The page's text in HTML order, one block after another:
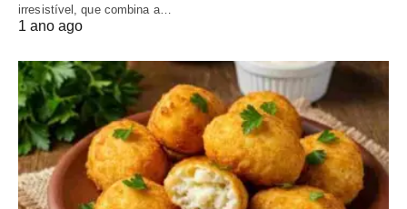
irresistível, que combina a…
1 ano ago